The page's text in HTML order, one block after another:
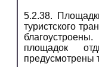
5.2.38.
туристского
площадок
предусмотрены